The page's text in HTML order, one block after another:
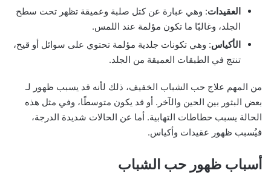
العقيدات: وهي عبارة عن كتل صلبة وعميقة تظهر تحت سطح
الجلد، وغالبًا ما تكون مؤلمة عند اللمس.
الأكياس: وهي تكونات جلدية مؤلمة تحتوي على سوائل أو قيح،
تنتج في الطبقات العميقة من الجلد.
من المهم علاج حب الشباب الخفيف، ذلك لأنه قد يسبب ظهور لـ
بعض البثور بين الحين والآخر. أو قد يكون متوسطًا، وفي مثل هذه
الحالة يسبب حطاطات التهابية. أما عن الحالات شديدة الدرجة،
فيُسبب ظهور عقيدات وأكياس.
أسباب ظهور حب الشباب